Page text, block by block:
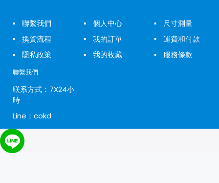
▪
聯繫我們
▪
換貨流程
▪
隱私政策
▪
個人中心
▪
我的訂單
▪
我的收藏
▪
尺寸測量
▪
運費和付款
▪
服務條款
聯繫我們
联系方式：7X24小
時
Line：cokd